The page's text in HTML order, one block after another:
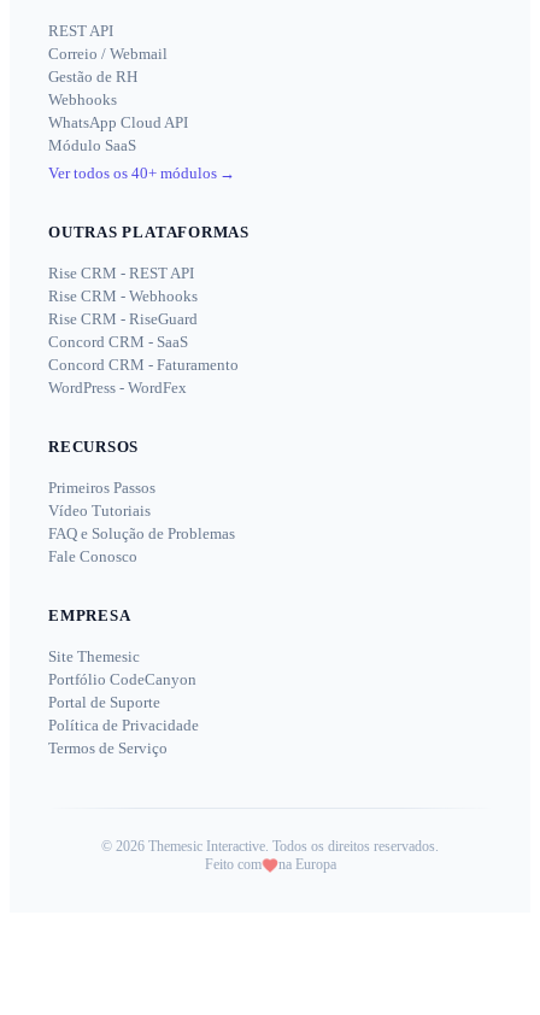
REST API
Correio / Webmail
Gestão de RH
Webhooks
WhatsApp Cloud API
Módulo SaaS
Ver todos os 40+ módulos →
OUTRAS PLATAFORMAS
Rise CRM - REST API
Rise CRM - Webhooks
Rise CRM - RiseGuard
Concord CRM - SaaS
Concord CRM - Faturamento
WordPress - WordFex
RECURSOS
Primeiros Passos
Vídeo Tutoriais
FAQ e Solução de Problemas
Fale Conosco
EMPRESA
Site Themesic
Portfólio CodeCanyon
Portal de Suporte
Política de Privacidade
Termos de Serviço
© 2026 Themesic Interactive. Todos os direitos reservados.
Feito com
na Europa